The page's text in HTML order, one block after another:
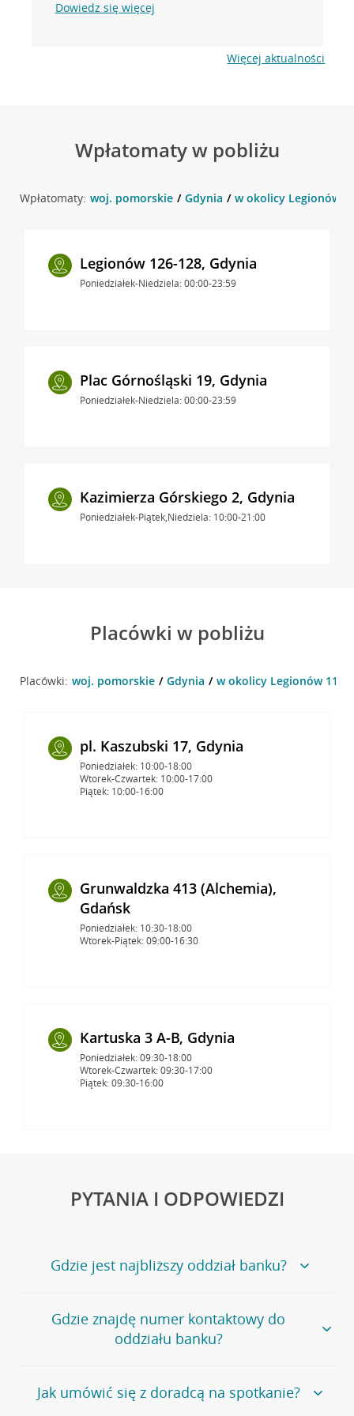
Dowiedz się więcej
Więcej aktualności
Wpłatomaty w pobliżu
Wpłatomaty: woj. pomorskie Gdynia w okolicy Legionów
Legionów 126-128, Gdynia
Poniedziałek-Niedziela: 00:00-23:59
Plac Górnośląski 19, Gdynia
Poniedziałek-Niedziela: 00:00-23:59
Kazimierza Górskiego 2, Gdynia
Poniedziałek-Piątek,Niedziela: 10:00-21:00
Placówki w pobliżu
Placówki: woj. pomorskie Gdynia w okolicy Legionów 112 ,
pl. Kaszubski 17, Gdynia
Poniedziałek: 10:00-18:00
Wtorek-Czwartek: 10:00-17:00
Piątek: 10:00-16:00
Grunwaldzka 413 (Alchemia),
Gdańsk
Poniedziałek: 10:30-18:00
Wtorek-Piątek: 09:00-16:30
Kartuska 3 A-B, Gdynia
Poniedziałek: 09:30-18:00
Wtorek-Czwartek: 09:30-17:00
Piątek: 09:30-16:00
PYTANIA I ODPOWIEDZI
Gdzie jest najbliższy oddział banku?
Jeśli szukasz oddziału naszego banku, zapraszamy na
stronęPlacówki i bankomaty, na której znajduje się
wygodna wyszukiwarka.
oddziałów
Gdzie znajdę numer kontaktowy do
oddziału banku?
Bank Credit Agricole nie udostępnia ogólnego numeru
telefonu do placówki bankowej.
Jak umówić się z doradcą na spotkanie?